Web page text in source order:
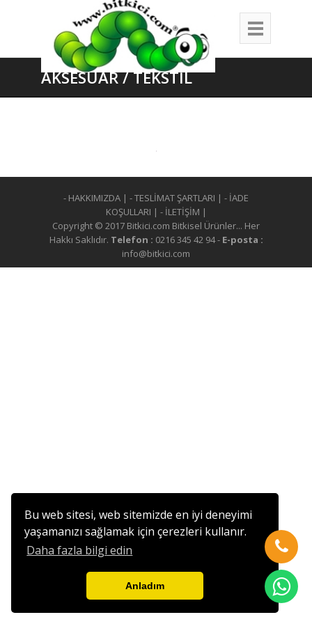
Bu web sitesi, web sitemizde en iyi deneyimi
yaşamanızı sağlamak için çerezleri kullanır.
Daha fazla bilgi edin
Anladım
AKSESUAR / TEKSTİL
- HAKKIMIZDA | - TESLİMAT ŞARTLARI | - İADE
KOŞULLARI | - İLETİŞİM |
Copyright © 2017 Bitkici.com Bitkisel Ürünler... Her
Hakkı Saklıdır. Telefon : 0216 345 42 94 - E-posta :
info@bitkici.com